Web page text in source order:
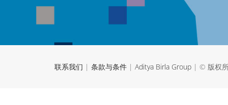
联系我们 |条款与条件 |Aditya Birla Group | © 版权